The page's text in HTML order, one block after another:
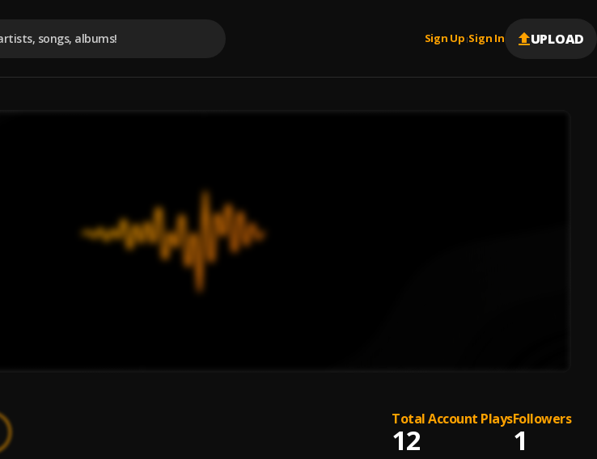
Sign Up |Sign In UPLOAD
Total Account Plays
12
Followers
1